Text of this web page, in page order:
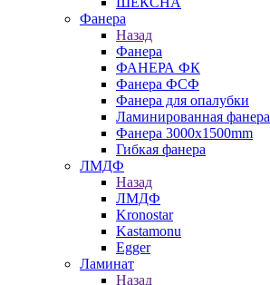
Фанера
Назад
Фанера
ФАНЕРА ФК
Фанера ФСФ
Фанера для опалубки
Ламинированная фанера
Фанера 3000х1500mm
Гибкая фанера
ЛМДФ
Назад
ЛМДФ
Kronostar
Kastamonu
Egger
Ламинат
Назад